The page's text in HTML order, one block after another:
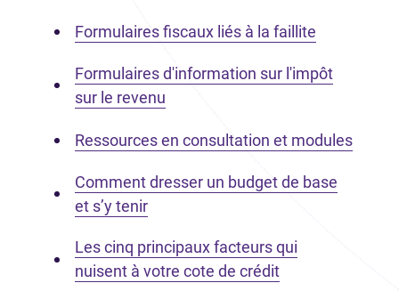
Formulaires fiscaux liés à la faillite
Formulaires d'information sur l'impôt
sur le revenu
Ressources en consultation et modules
Comment dresser un budget de base
et s’y tenir
Les cinq principaux facteurs qui
nuisent à votre cote de crédit